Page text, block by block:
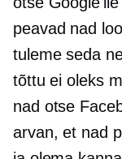
peavad nad
tuleme seda
tõttu ei oleks
nad otse
arvan, et nad